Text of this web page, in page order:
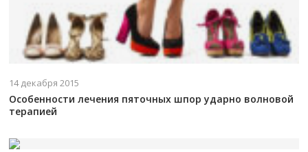
14 декабря 2015
Особенности лечения пяточных шпор ударно волновой
терапией